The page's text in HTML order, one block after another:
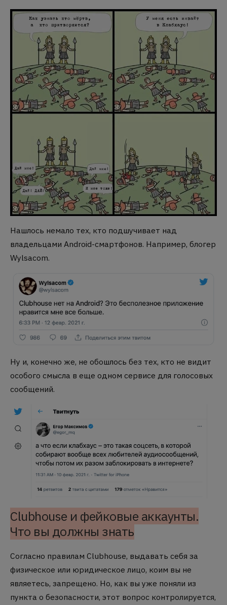
Нашлось немало тех, кто подшучивает над
владельцами Android-смартфонов. Например, блогер
Wylsacom.
Ну и, конечно же, не обошлось без тех, кто не видит
особого смысла в еще одном сервисе для голосовых
сообщений.
Clubhouse и фейковые аккаунты.
Что вы должны знать
Согласно правилам Clubhouse, выдавать себя за
физическое или юридическое лицо, коим вы не
являетесь, запрещено. Но, как вы уже поняли из
пункта о безопасности, этот вопрос контролируется,